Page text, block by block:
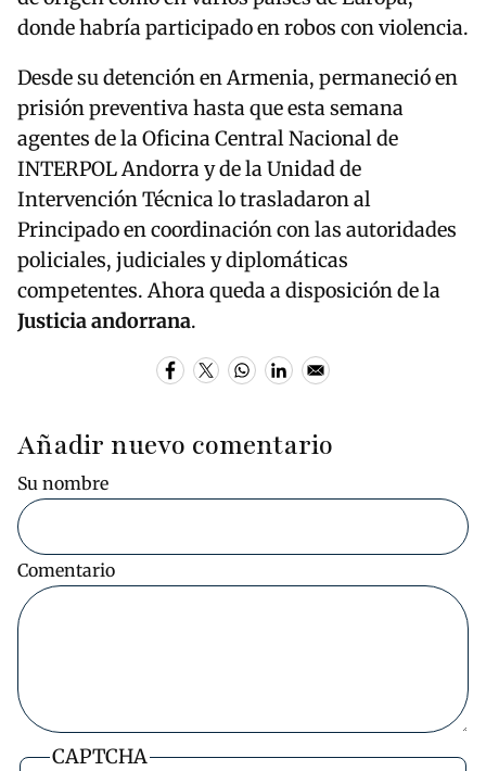
donde habría participado en robos con violencia.
Desde su detención en Armenia, permaneció en
prisión preventiva hasta que esta semana
agentes de la Oficina Central Nacional de
INTERPOL Andorra y de la Unidad de
Intervención Técnica lo trasladaron al
Principado en coordinación con las autoridades
policiales, judiciales y diplomáticas
competentes. Ahora queda a disposición de la
Justicia andorrana.
Añadir nuevo comentario
Su nombre
Comentario
CAPTCHA